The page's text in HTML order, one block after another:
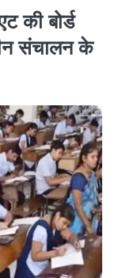
की बोर्ड
संचालन के